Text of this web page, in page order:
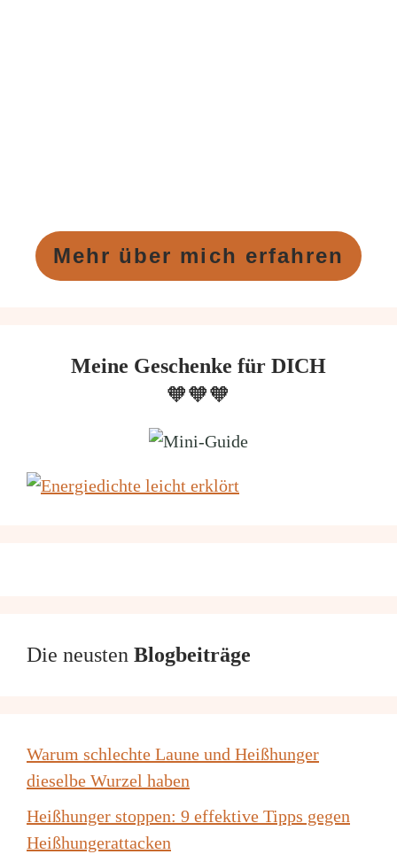
Mehr über mich erfahren
Meine Geschenke für DICH
🧡🧡🧡
Die neusten Blogbeiträge
Warum schlechte Laune und Heißhunger
dieselbe Wurzel haben
Heißhunger stoppen: 9 effektive Tipps gegen
Heißhungerattacken